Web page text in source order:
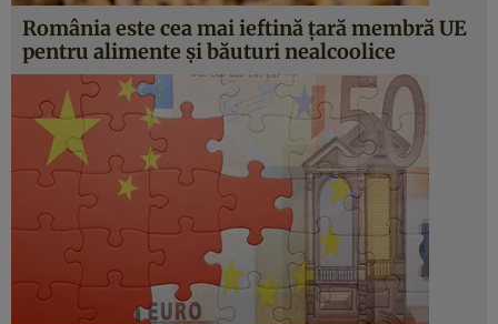
România este cea mai ieftină țară membră UE
pentru alimente și băuturi nealcoolice